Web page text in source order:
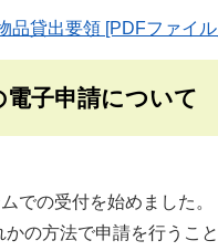
品貸出要領 [PDFファイ
子申請について
での受付を始めました。
の方法で申請を行うこと